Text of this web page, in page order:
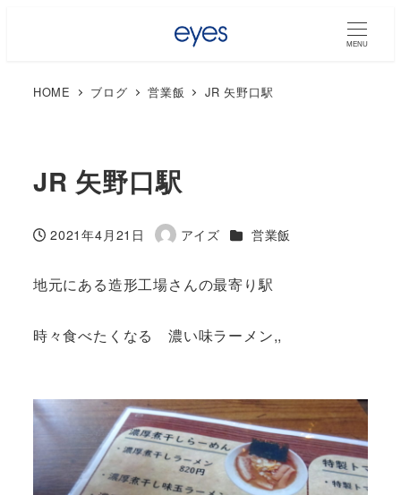
MENU
HOME ブログ 営業飯 JR 矢野口駅
JR 矢野口駅
投稿日
2021年4月21日
著
アイズ カテゴリー
営業飯
地元にある造形工場さんの最寄り駅
時々食べたくなる 濃い味ラーメン,,